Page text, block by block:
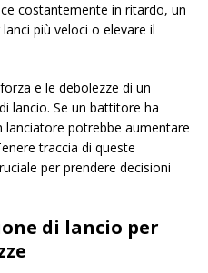
costantemente in ritardo, un
più veloci o elevare il
e le debolezze di un
lancio. Se un battitore ha
lanciatore potrebbe aumentare
traccia di queste
per prendere decisioni
di lancio per